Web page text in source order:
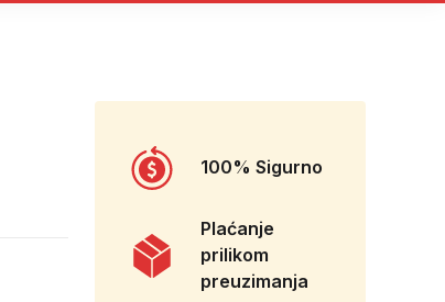
100% Sigurno
Plaćanje
prilikom
preuzimanja